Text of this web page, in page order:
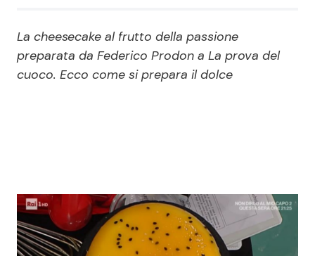
Politica Reality e Talent
News Musica
News Spettacolo
La cheesecake al frutto della passione
preparata da Federico Prodon a La prova del
cuoco. Ecco come si prepara il dolce